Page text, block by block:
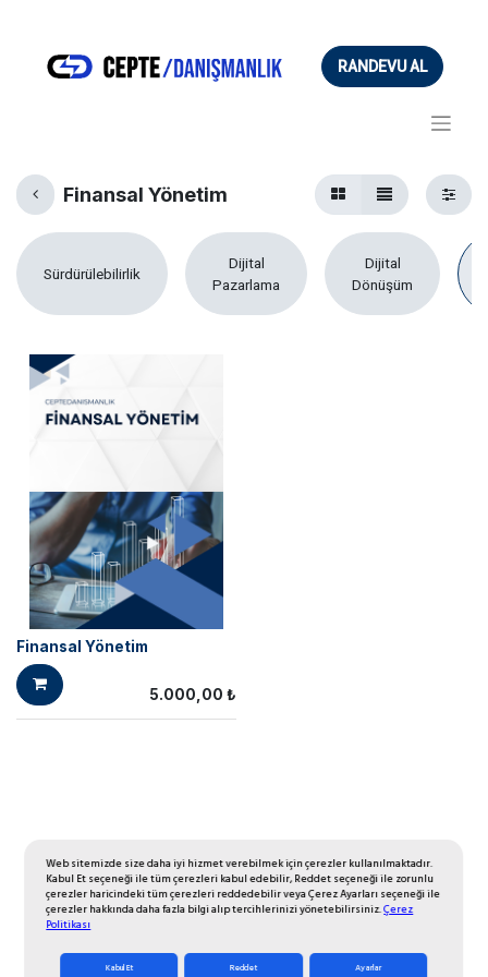
Web sitemizde size daha iyi hizmet verebilmek için çerezler kullanılmaktadır.
Kabul Et seçeneği ile tüm çerezleri kabul edebilir, Reddet seçeneği ile zorunlu
çerezler haricindeki tüm çerezleri reddedebilir veya Çerez Ayarları seçeneği ile
çerezler hakkında daha fazla bilgi alıp tercihlerinizi yönetebilirsiniz.Çerez
Politikası
Kabul Et Reddet Ayarlar
RANDEVU AL
Finansal Yönetim
Sürdürülebilirlik
Dijital
Pazarlama
Dijital
Dönüşüm
Finansal Yönetim
5.000,00 ₺